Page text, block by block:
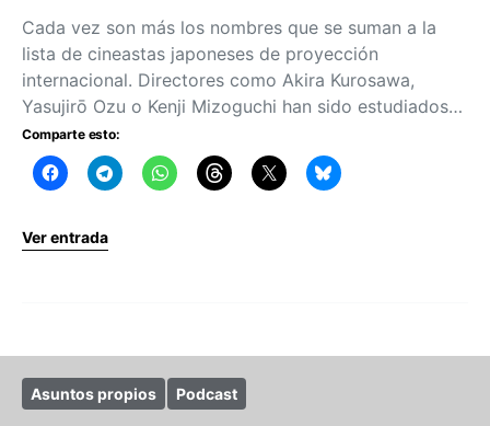
Cada vez son más los nombres que se suman a la
lista de cineastas japoneses de proyección
internacional. Directores como Akira Kurosawa,
Yasujirō Ozu o Kenji Mizoguchi han sido estudiados…
Comparte esto:
Ver entrada
Asuntos propios Podcast